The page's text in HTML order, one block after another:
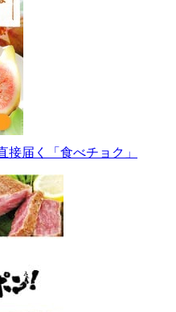
接届く「食べチョク」